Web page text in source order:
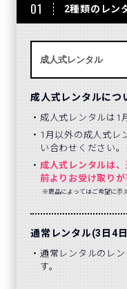
01 2種類のレン
成人式レンタルにつ
成人式レンタルは1
1月以外の成人式レ
い合わせください。
成人式レンタルは
前よりお受け取りが
※商品によってはご希望に添
通常レンタル(3日4
通常レンタルのレ
す。